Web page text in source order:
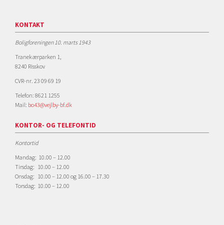
KONTAKT
Boligforeningen 10. marts 1943
Tranekærparken 1,
8240 Risskov
CVR-nr. 23 09 69 19
Telefon: 8621 1255
Mail: bo43@vejlby-bf.dk
KONTOR- OG TELEFONTID
Kontortid
Mandag: 10.00 – 12.00
Tirsdag: 10.00 – 12.00
Onsdag: 10.00 – 12.00 og 16.00 – 17.30
Torsdag: 10.00 – 12.00